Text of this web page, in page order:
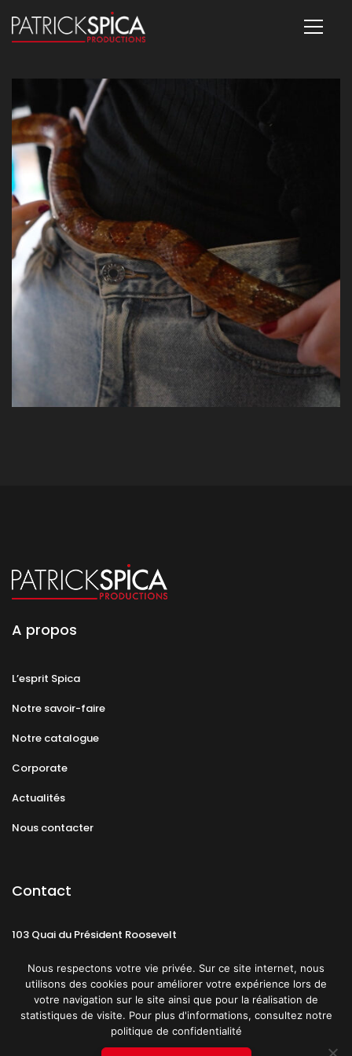
A propos
L’esprit Spica
Notre savoir-faire
Notre catalogue
Corporate
Actualités
Nous contacter
Contact
103 Quai du Président Roosevelt
CGU Politique de confidentialité
Nous respectons votre vie privée. Sur ce site internet, nous
utilisons des cookies pour améliorer votre expérience lors de
votre navigation sur le site ainsi que pour la réalisation de
statistiques de visite. Pour plus d'informations, consultez notre
politique de confidentialité